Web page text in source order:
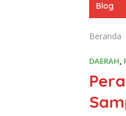
Blog
Beranda
DAERAH,